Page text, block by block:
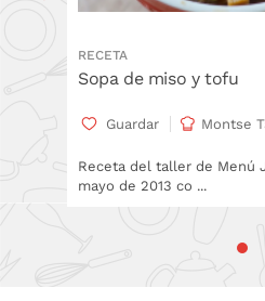
RECETA
Sopa de miso y tofu
Guardar Montse
Receta del taller de Menú
mayo de 2013 co ...